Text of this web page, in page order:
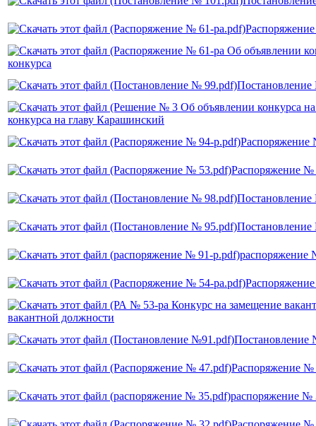
конкурса
конкурса на главу Карашинский
Распоряжение
Распоряжение №
распоряжение
вакантной должности
Постановление
Распоряжение №
распоряжение №